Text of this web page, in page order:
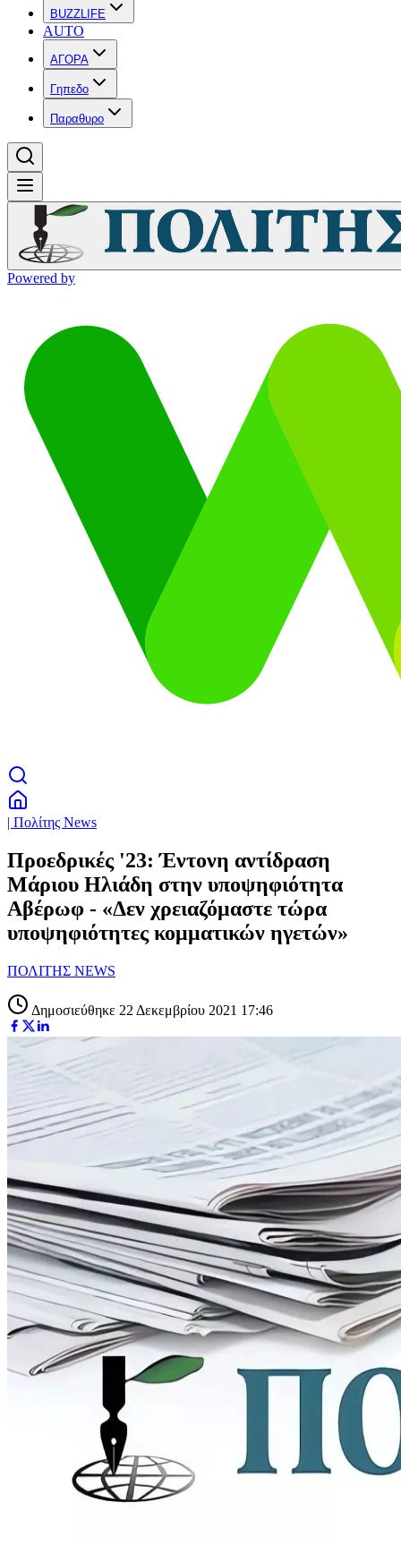
BUZZLIFE
AUTO
ΑΓΟΡΑ
Γηπεδο
Παραθυρο
Powered by
| Πολίτης News
Προεδρικές '23: Έντονη αντίδραση
Μάριου Ηλιάδη στην υποψηφιότητα
Αβέρωφ - «Δεν χρειαζόμαστε τώρα
υποψηφιότητες κομματικών ηγετών»
ΠΟΛΙΤΗΣ NEWS
Δημοσιεύθηκε 22 Δεκεμβρίου 2021 17:46